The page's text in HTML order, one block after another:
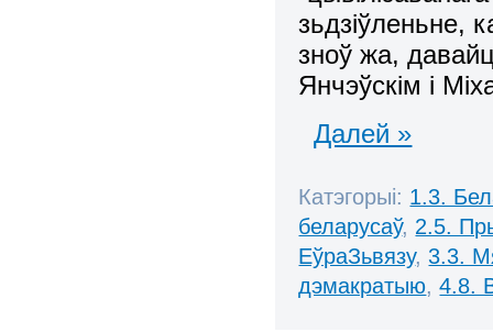
зьдзіўленьне,
зноў жа,
Янчэўскім і
Далей »
Катэгорыі: 1.3.
беларусаў, 2.5.
ЕўраЗьвязу, 3.3.
дэмакратыю,4.8.